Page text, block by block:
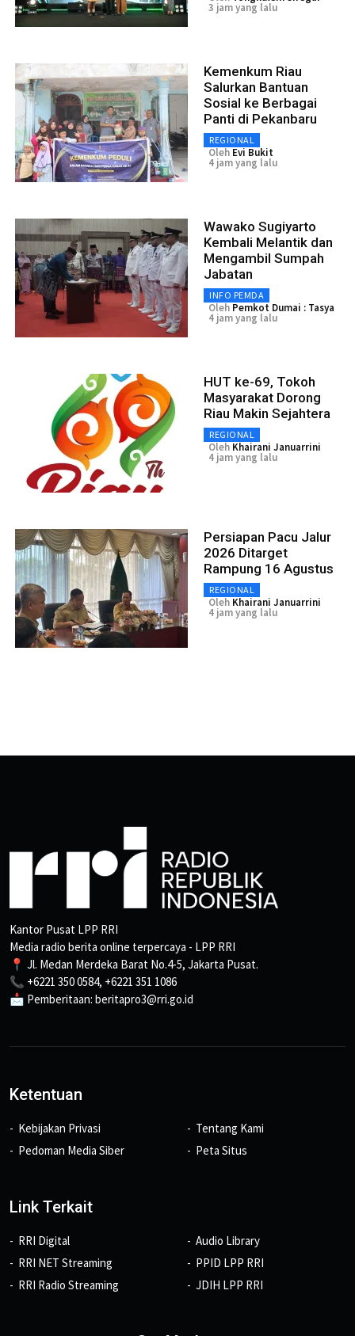
3 jam yang lalu
Kemenkum Riau
Salurkan Bantuan
Sosial ke Berbagai
Panti di Pekanbaru
REGIONAL
Oleh Evi Bukit
4 jam yang lalu
Wawako Sugiyarto
Kembali Melantik dan
Mengambil Sumpah
Jabatan
INFO PEMDA
Oleh Pemkot Dumai : Tasya
4 jam yang lalu
HUT ke-69, Tokoh
Masyarakat Dorong
Riau Makin Sejahtera
REGIONAL
Oleh Khairani Januarrini
4 jam yang lalu
Persiapan Pacu Jalur
2026 Ditarget
Rampung 16 Agustus
REGIONAL
Oleh Khairani Januarrini
4 jam yang lalu
Kantor Pusat LPP RRI
Media radio berita online terpercaya - LPP RRI
📍 Jl. Medan Merdeka Barat No.4-5, Jakarta Pusat.
📞 +6221 350 0584, +6221 351 1086
📩 Pemberitaan: beritapro3@rri.go.id
Ketentuan
Kebijakan Privasi
Pedoman Media Siber
Tentang Kami
Peta Situs
Link Terkait
RRI Digital
RRI NET Streaming
RRI Radio Streaming
Audio Library
PPID LPP RRI
JDIH LPP RRI